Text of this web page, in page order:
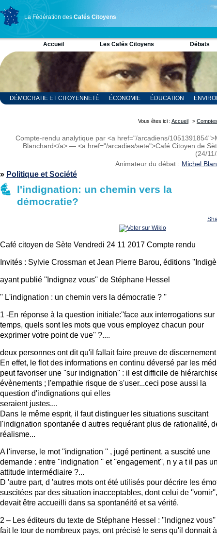
La Fédération des Cafés Citoyens
Accueil Les Cafés Citoyens Débats
DÉMOCRATIE ET CITOYENNETÉ ÉCONOMIE ÉDUCATION
Vous êtes ici : Accueil >
Compte-rendu analytique par <a href="/arcadiens/
Blanchard</a> — <a href="/arcadies/sete">Café Citoyen de
(24/
Animateur du débat : Michel
» Politique et Société
l'indignation: un chemin vers la
démocratie?
Café citoyen de Sète Vendredi 24 11 2017 Compte rendu
Invités : Sylvie Crossman et Jean Pierre Barou, éditions
ayant publié ''Indignez vous'' de Stéphane Hessel
'' L'indignation : un chemin vers la démocratie ? ''
1 -En réponse à la question initiale:''face aux interrogations sur
temps, quels sont les mots que vous employez chacun pour
exprimer votre point de vue'' ?....
deux personnes ont dit qu'il fallait faire preuve de discernement
En effet, le flot des informations en continu déversé par les
peut favoriser une ''sur indignation'' : il est difficile de
évènements ; l'empathie risque de s'user...ceci pose aussi la
question d'indignations qui elles
seraient justes....
Dans le même esprit, il faut distinguer les situations suscitant
l'indignation spontanée d autres requérant plus de rationalité,
réalisme...
A l'inverse, le mot ''indignation '' , jugé pertinent, a suscité une
demande : entre ''indignation '' et ''engagement'', n y a t il pas
attitude intermédiaire ?...
D 'autre part, d 'autres mots ont été utilisés pour décrire les
suscitées par des situation inacceptables, dont celui de
devait être accueilli dans sa spontanéité et sa vérité.
2 – Les éditeurs du texte de Stéphane Hessel : ''Indignez
fait le tour de nombreux pays, ont précisé le sens qu'il donnait à